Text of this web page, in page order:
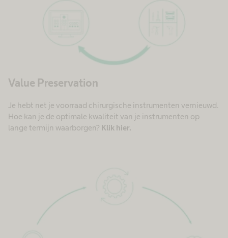
Value Preservation
Je hebt net je voorraad chirurgische instrumenten vernieuwd.
Hoe kan je de optimale kwaliteit van je instrumenten op
lange termijn waarborgen? Klik hier.